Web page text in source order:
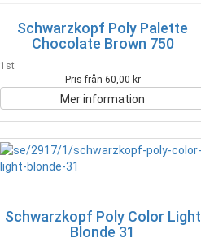
Schwarzkopf Poly Palette
Chocolate Brown 750
1st
Pris från 60,00 kr
Mer information
Schwarzkopf Poly Color Light
Blonde 31